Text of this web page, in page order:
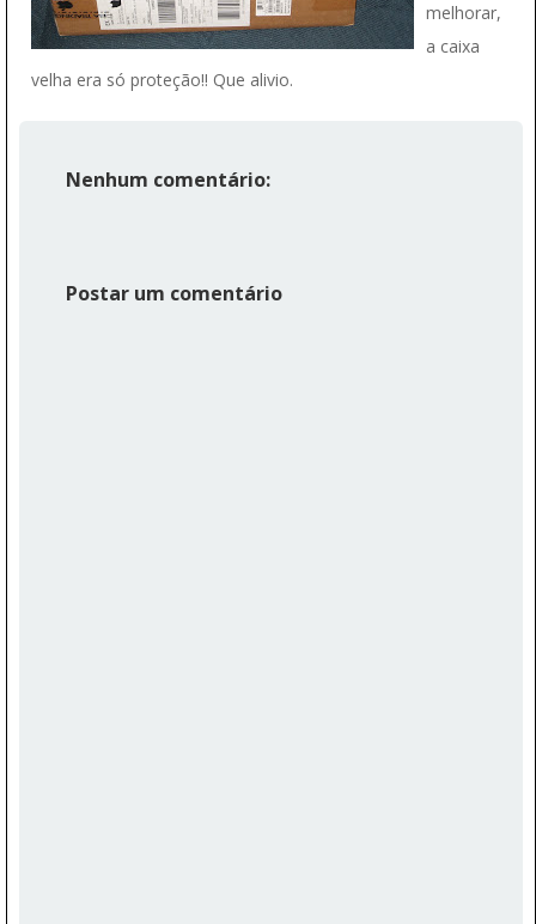
melhorar,
a caixa
velha era só proteção!! Que alivio.
Nenhum comentário:
Postar um comentário